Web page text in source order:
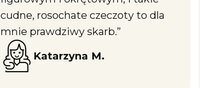
cudne, rosochate czeczoty to dla
mnie prawdziwy skarb.”
Katarzyna M.